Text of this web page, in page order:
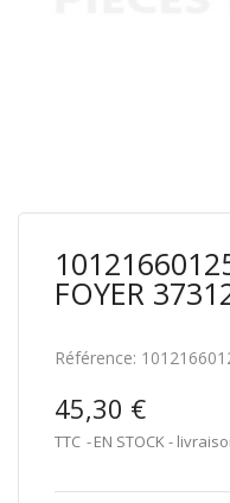
FOYER
Référence:
45,30 €
TTC EN STOCK -